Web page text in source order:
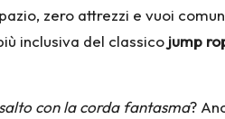
zero attrezzi e vuoi
inclusiva del classico jump
con la corda fantasma?